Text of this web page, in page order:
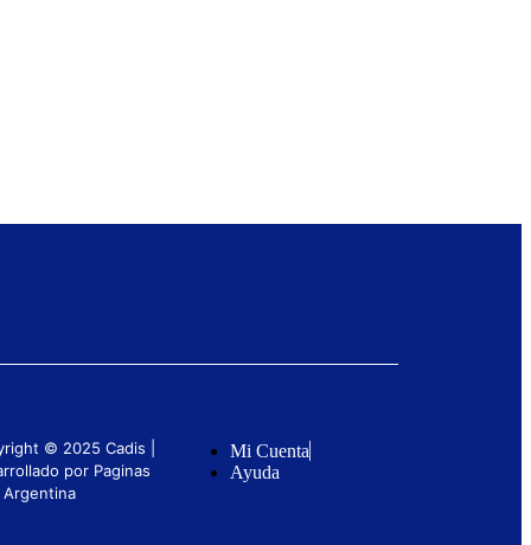
© 2025 Cadis |
por Paginas
Argentina
Mi Cuenta
Ayuda